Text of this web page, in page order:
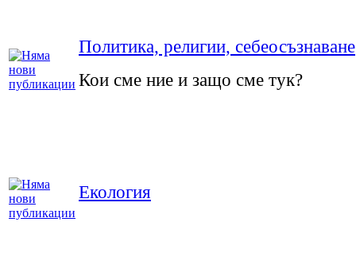
Политика, религии, себеосъзнаване
Кои сме ние и защо сме тук?
Екология